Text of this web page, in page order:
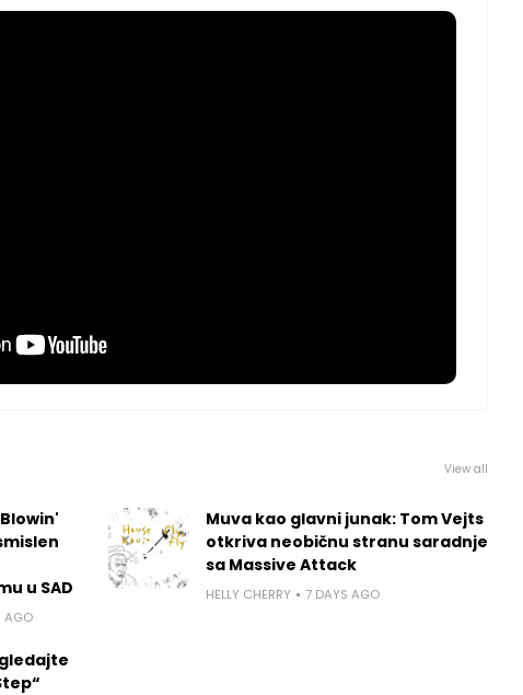
View all
u SAD
AGO
Muva kao glavni junak: Tom Vejts
otkriva neobičnu stranu saradnje
sa Massive Attack
HELLY CHERRY 7 DAYS AGO